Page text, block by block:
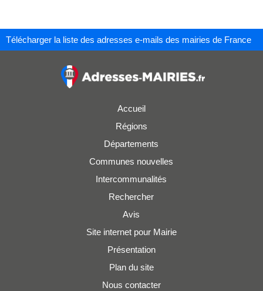
Télécharger la liste des adresses e-mails des mairies de France
Accueil
Régions
Départements
Communes nouvelles
Intercommunalités
Rechercher
Avis
Site internet pour Mairie
Présentation
Plan du site
Nous contacter